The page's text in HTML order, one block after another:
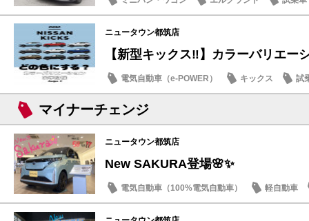
話題の情報
ニュータウン都筑店
【新型キックス‼️】カラーバリエー
電気自動車（e-POWER） キックス
試
店内イベント
マイナーチェンジ
ニュータウン都筑店
New SAKURA登場🌸✨
電気自動車（100%電気自動車）
軽自動車
話題の情報